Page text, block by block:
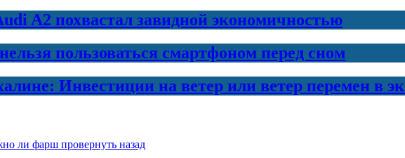
A2 похвастал завидной экономичностью
пользоваться смартфоном перед сном
Инвестиции на ветер или ветер перемен в